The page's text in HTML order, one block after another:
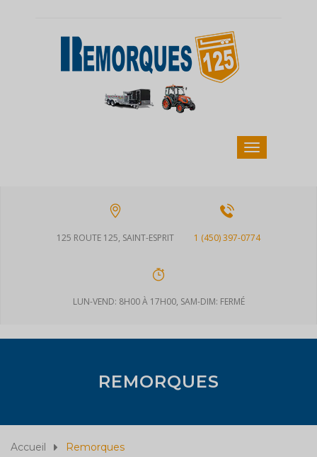
125 ROUTE 125, SAINT-ESPRIT 1 (450) 397-0774
LUN-VEND: 8H00 À 17H00, SAM-DIM: FERMÉ
REMORQUES
Accueil Remorques